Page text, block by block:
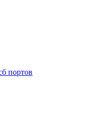
портов